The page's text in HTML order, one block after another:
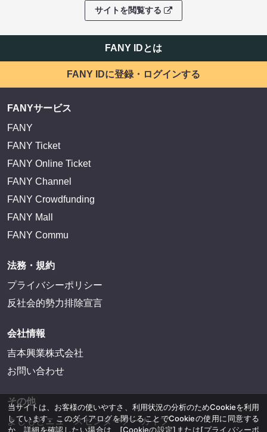
サイトを閲覧する
FANY IDとは
FANY IDに登録・ログインする
FANYサービス
FANY
FANY Ticket
FANY Online Ticket
FANY Channel
FANY Crowdfunding
FANY Mall
FANY Commu
法務・規約
プライバシーポリシー
反社会的勢力排除宣言
会社情報
吉本興業株式会社
お問い合わせ
その他
よしもとニュースセンターアーカイブ
当サイトは、お客様の使いやすさ、利用状況の分析のためCookieを利用
しています。このダイアログを閉じることでCookieの使用に同意する
か、詳細を確認したい場合は、 [Cookieの設定] または[プライバシーポ